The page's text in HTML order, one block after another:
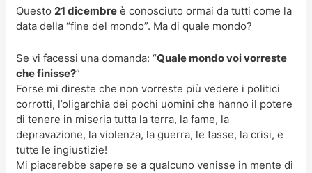
Questo21 dicembre è conosciuto ormai da tutti come la
data della “fine del mondo”. Ma di quale mondo?
Se vi facessi una domanda: “Quale mondo voi vorreste
che finisse?”
Forse mi direste che non vorreste più vedere i politici
corrotti, l’oligarchia dei pochi uomini che hanno il potere
di tenere in miseria tutta la terra, la fame, la
depravazione, la violenza, la guerra, le tasse, la crisi, e
tutte le ingiustizie!
Mi piacerebbe sapere se a qualcuno venisse in mente di